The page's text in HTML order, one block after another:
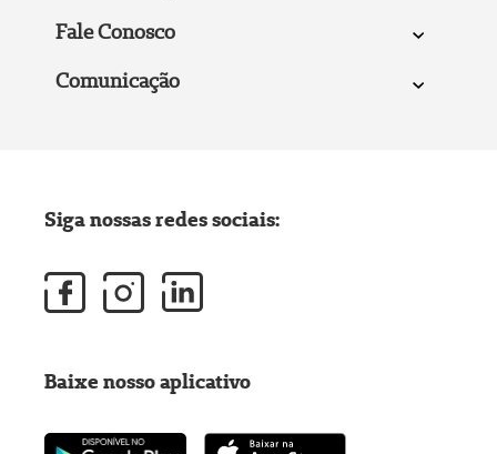
Fale Conosco
Comunicação
Siga nossas redes sociais:
Baixe nosso aplicativo